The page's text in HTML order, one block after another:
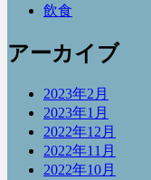
飲食
アーカイブ
2023年2月
2023年1月
2022年12月
2022年11月
2022年10月